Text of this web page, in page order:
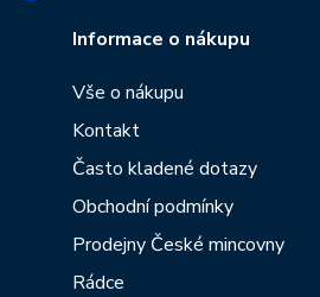
Informace o nákupu
Vše o nákupu
Kontakt
Často kladené dotazy
Obchodní podmínky
Prodejny České mincovny
Rádce